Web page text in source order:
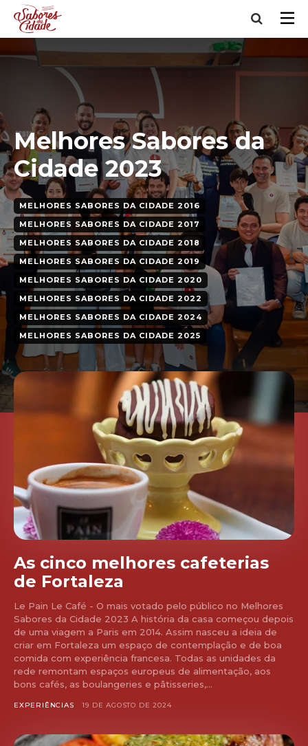
Melhores Sabores da
Cidade 2023
MELHORES SABORES DA CIDADE 2016
MELHORES SABORES DA CIDADE 2017
MELHORES SABORES DA CIDADE 2018
MELHORES SABORES DA CIDADE 2019
MELHORES SABORES DA CIDADE 2020
MELHORES SABORES DA CIDADE 2022
MELHORES SABORES DA CIDADE 2024
MELHORES SABORES DA CIDADE 2025
As cinco melhores cafeterias
de Fortaleza
Le Pain Le Café - O mais votado pelo público no Melhores
Sabores da Cidade 2023 A história da casa começou depois
de uma viagem a Paris em 2014. Assim nasceu a ideia de
criar em Fortaleza um espaço de contemplação e de boa
comida com experiência francesa. Todas as unidades da
rede remontam espaços europeus de alimentação, aos
bons cafés, as boulangeries e pâtisseries,...
EXPERIÊNCIAS 19 DE AGOSTO DE 2024